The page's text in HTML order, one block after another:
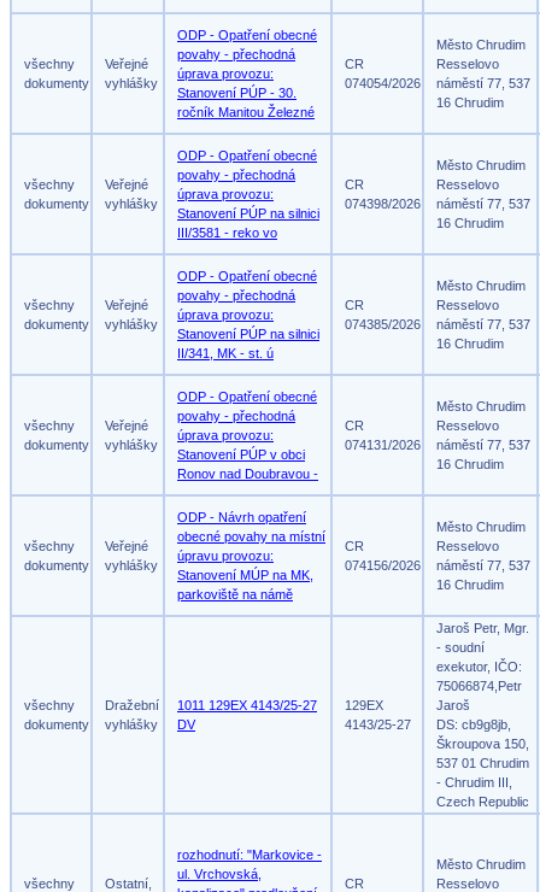
všechny
dokumenty
Veřejné
vyhlášky
ODP - Opatření obecné
povahy - přechodná
úprava provozu:
Stanovení PÚP - 30.
ročník Manitou Železné
CR
074054/2026
Město Chrudim
Resselovo
náměstí 77, 537
16 Chrudim
všechny
dokumenty
Veřejné
vyhlášky
ODP - Opatření obecné
povahy - přechodná
úprava provozu:
Stanovení PÚP na silnici
III/3581 - reko vo
CR
074398/2026
Město Chrudim
Resselovo
náměstí 77, 537
16 Chrudim
všechny
dokumenty
Veřejné
vyhlášky
ODP - Opatření obecné
povahy - přechodná
úprava provozu:
Stanovení PÚP na silnici
II/341, MK - st. ú
CR
074385/2026
Město Chrudim
Resselovo
náměstí 77, 537
16 Chrudim
všechny
dokumenty
Veřejné
vyhlášky
ODP - Opatření obecné
povahy - přechodná
úprava provozu:
Stanovení PÚP v obci
Ronov nad Doubravou -
CR
074131/2026
Město Chrudim
Resselovo
náměstí 77, 537
16 Chrudim
všechny
dokumenty
Veřejné
vyhlášky
ODP - Návrh opatření
obecné povahy na místní
úpravu provozu:
Stanovení MÚP na MK,
parkoviště na námě
CR
074156/2026
Město Chrudim
Resselovo
náměstí 77, 537
16 Chrudim
všechny
dokumenty
Dražební
vyhlášky
1011 129EX 4143/25-27
DV
129EX
4143/25-27
Jaroš Petr, Mgr.
- soudní
exekutor, IČO:
75066874,Petr
Jaroš
DS: cb9g8jb,
Škroupova 150,
537 01 Chrudim
- Chrudim III,
Czech Republic
všechny Ostatní,
rozhodnutí: "Markovice -
ul. Vrchovská,
CR
Město Chrudim
Resselovo